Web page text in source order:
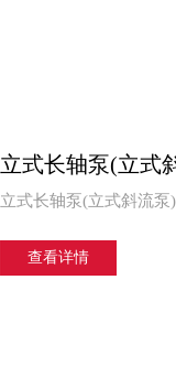
立式长轴泵(立式
立式长轴泵(立式斜流泵
查看详情